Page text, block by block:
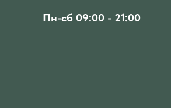
Пн-сб 09:00 - 21:00